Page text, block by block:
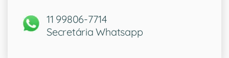
11 99806-7714
Secretária Whatsapp